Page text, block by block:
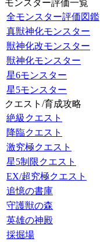
モンスター評価一覧
全モンスター評価図鑑
真獣神化モンスター
獣神化改モンスター
獣神化モンスター
星6モンスター
星5モンスター
クエスト/育成攻略
絶級クエスト
降臨クエスト
激究極クエスト
星5制限クエスト
EX/超究極クエスト
追憶の書庫
守護獣の森
英雄の神殿
採掘場